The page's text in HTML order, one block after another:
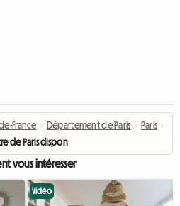
de-France › Département de Paris › Paris ›
de Paris disponible entre 5 et 9 mois
vous intéresser
Vidéo